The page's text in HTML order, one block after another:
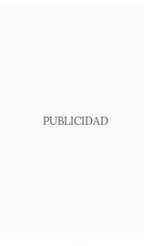
PUBLICIDAD